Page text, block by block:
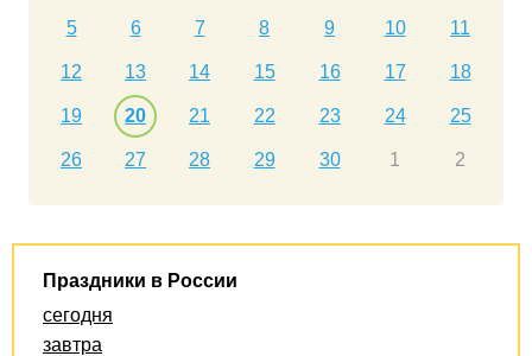
5 6 7 8 9 10 11
12 13 14 15 16 17 18
19 20 21 22 23 24 25
26 27 28 29 30 1 2
Праздники в России
сегодня
завтра